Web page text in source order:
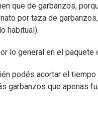
que de garbanzos,
por taza de
habitual).
lo general en el
podés acortar el
garbanzos que apenas